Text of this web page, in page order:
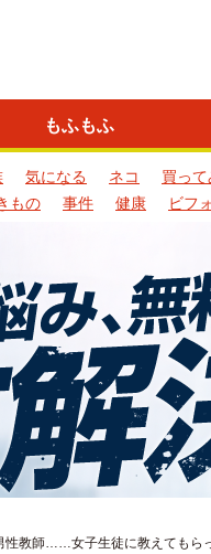
もふもふ
気になる ネコ 買っ
もの 事件 健康 ビフ
性教師……女子生徒に教えても